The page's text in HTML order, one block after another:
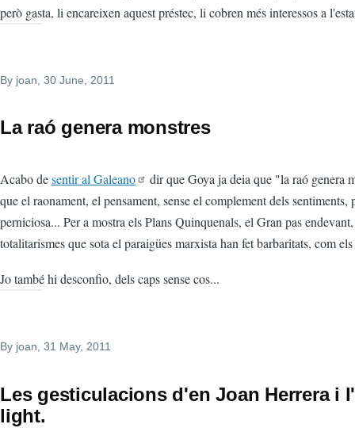
però gasta, li encareixen aquest préstec, li cobren més interessos a
By joan , 30 June, 2011
La raó genera monstres
Acabo desentir al Galeano
dir que Goya ja deia que "la raó genera
que el raonament, el pensament, sense el complement dels sentiments,
perniciosa... Per a mostra els Plans Quinquenals, el Gran pas
totalitarismes que sota el paraigües marxista han fet barbaritats, com
Jo també hi desconfio, dels caps sense cos...
By joan, 31 May, 2011
Les gesticulacions d'en Joan Herrera i
light.